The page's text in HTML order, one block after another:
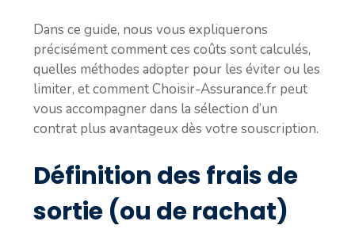
Dans ce guide, nous vous expliquerons
précisément comment ces coûts sont calculés,
quelles méthodes adopter pour les éviter ou les
limiter, et comment Choisir-Assurance.fr peut
vous accompagner dans la sélection d’un
contrat plus avantageux dès votre souscription.
Définition des frais de
sortie (ou de rachat)